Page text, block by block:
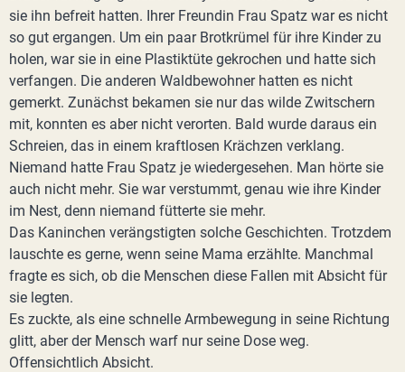
sie ihn befreit hatten. Ihrer Freundin Frau Spatz war es nicht
so gut ergangen. Um ein paar Brotkrümel für ihre Kinder zu
holen, war sie in eine Plastiktüte gekrochen und hatte sich
verfangen. Die anderen Waldbewohner hatten es nicht
gemerkt. Zunächst bekamen sie nur das wilde Zwitschern
mit, konnten es aber nicht verorten. Bald wurde daraus ein
Schreien, das in einem kraftlosen Krächzen verklang.
Niemand hatte Frau Spatz je wiedergesehen. Man hörte sie
auch nicht mehr. Sie war verstummt, genau wie ihre Kinder
im Nest, denn niemand fütterte sie mehr.
Das Kaninchen verängstigten solche Geschichten. Trotzdem
lauschte es gerne, wenn seine Mama erzählte. Manchmal
fragte es sich, ob die Menschen diese Fallen mit Absicht für
sie legten.
Es zuckte, als eine schnelle Armbewegung in seine Richtung
glitt, aber der Mensch warf nur seine Dose weg.
Offensichtlich Absicht.